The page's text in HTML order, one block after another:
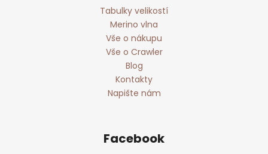
Tabulky velikostí
Merino vlna
Vše o nákupu
Vše o Crawler
Blog
Kontakty
Napište nám
Facebook